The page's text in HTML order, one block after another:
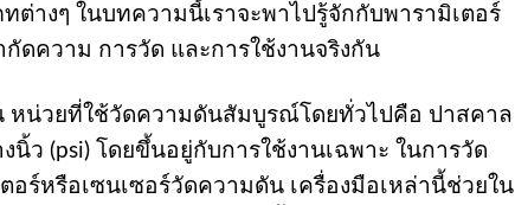
างๆ ในบทความนี้เราจะพาไปรู้จักกับพารามิเตอร์
ความ การวัด และการใช้งานจริงกัน
หน่วยที่ใช้วัดความดันสัมบูรณ์โดยทั่วไปคือ ปาสคาล
ว (psi) โดยขึ้นอยู่กับการใช้งานเฉพาะ ในการวัด
ร์หรือเซนเซอร์วัดความดัน เครื่องมือเหล่านี้ช่วยใน